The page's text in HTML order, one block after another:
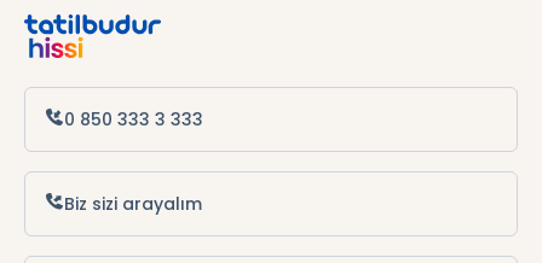
Antalya Otelleri
Alanya Otelleri
0 850 333 3 333
Biz sizi arayalım